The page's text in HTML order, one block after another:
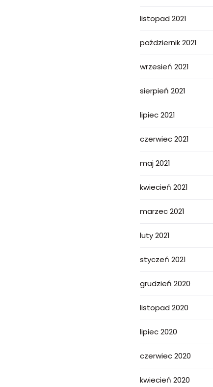
listopad 2021
październik 2021
wrzesień 2021
sierpień 2021
lipiec 2021
czerwiec 2021
maj 2021
kwiecień 2021
marzec 2021
luty 2021
styczeń 2021
grudzień 2020
listopad 2020
lipiec 2020
czerwiec 2020
kwiecień 2020